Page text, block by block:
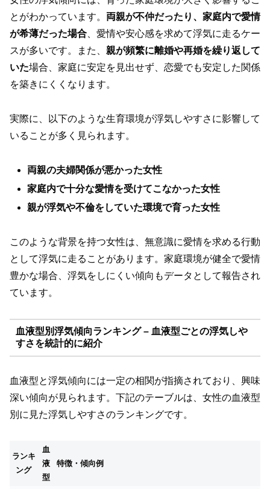
とがわかっています。 両親が不仲だったり、家庭内で愛情
が希薄だった場合 、愛情や安心感を求めて浮気に走るケー
スが多いです。また、 親が頻繁に離婚や再婚を繰り返して
いた場合、家庭に安定を見出せず、恋愛でも安定した関係
を築きにくくなります。
実際に、以下のような生育環境が浮気しやすさに影響して
いることが多く見られます。
両親の夫婦関係が悪かった女性
家庭内で十分な愛情を受けてこなかった女性
親が浮気や不倫をしていた環境で育った女性
このような背景を持つ女性は、無意識に愛情を求める行動
として浮気に走ることがあります。家庭環境が健全で愛情
豊かな場合、浮気をしにくい傾向もデータとして報告され
ています。
血液型別浮気傾向ランキング – 血液型ごとの浮気しや
すさを統計的に紹介
血液型と浮気傾向には一定の相関が指摘されており、興味
深い傾向が見られます。下記のテーブルは、女性の血液型
別に見た浮気しやすさのランキングです。
ランキ
ング
血
液
型
特徴・傾向例